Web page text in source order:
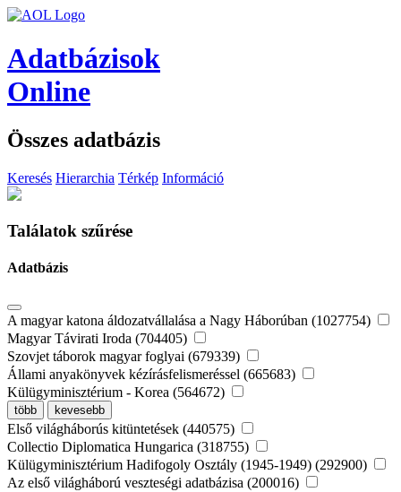
Adatbázisok
Online
Összes adatbázis
Keresés Hierarchia Térkép Információ
Találatok szűrése
Adatbázis
A magyar katona áldozatvállalása a Nagy Háborúban (1027754)
Magyar Távirati Iroda (704405)
Szovjet táborok magyar foglyai (679339)
Állami anyakönyvek kézírásfelismeréssel (665683)
Külügyminisztérium - Korea (564672)
több kevesebb
Első világháborús kitüntetések (440575)
Collectio Diplomatica Hungarica (318755)
Külügyminisztérium Hadifogoly Osztály (1945-1949) (292900)
Az első világháború veszteségi adatbázisa (200016)